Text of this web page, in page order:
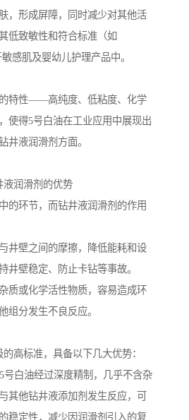
，形成屏障，同时减少对其他活
低致敏性和符合标准（如
感肌及婴幼儿护理产品中。
特性——高纯度、低粘度、化学
使得5号白油在工业应用中展现出
井液润滑剂方面。
液润滑剂的优势
的环节，而钻井液润滑剂的作用
井壁之间的摩擦，降低能耗和设
井壁稳定、防止卡钻等事故。
质或化学活性物质，容易造成环
组分发生不良反应。
高标准，具备以下几大优势：
号白油经过深度精制，几乎不含杂
其他钻井液添加剂发生反应，可
稳定性，减少因润滑剂引入的复